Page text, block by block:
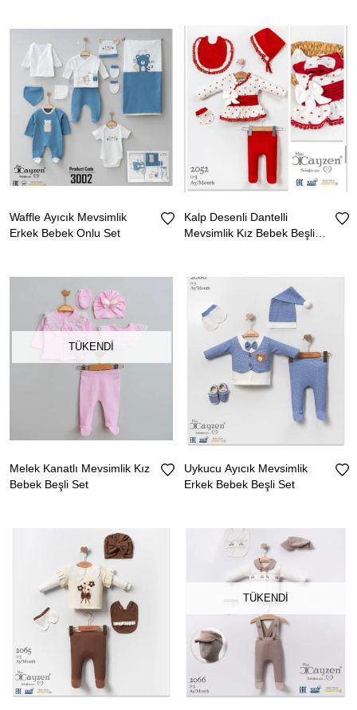
Waffle Ayıcık Mevsimlik
Erkek Bebek Onlu Set
Kalp Desenli Dantelli
Mevsimlik Kız Bebek Beşli
TÜKENDI
Melek Kanatlı Mevsimlik Kız
Bebek Beşli Set
Uykucu Ayıcık Mevsimlik
Erkek Bebek Beşli Set
TÜKENDI